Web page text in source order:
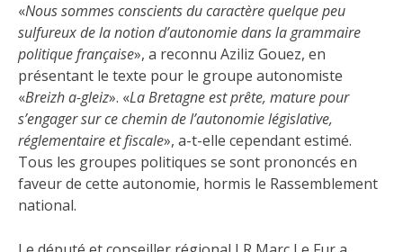
«Nous sommes conscients du caractère quelque peu
sulfureux de la notion d’autonomie dans la grammaire
politique française», a reconnu Aziliz Gouez, en
présentant le texte pour le groupe autonomiste
«Breizh a-gleiz». «La Bretagne est prête, mature pour
s’engager sur ce chemin de l’autonomie législative,
réglementaire et fiscale», a-t-elle cependant estimé.
Tous les groupes politiques se sont prononcés en
faveur de cette autonomie, hormis le Rassemblement
national.